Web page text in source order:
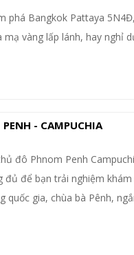
phá Bangkok Pattaya
mạ vàng lấp lánh, hay nghỉ
- CAMPUCHIA
đô Phnom Penh
đủ để bạn trải nghiệm
quốc gia, chùa bà Pênh,